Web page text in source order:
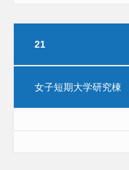
21
女子短期大学研究棟